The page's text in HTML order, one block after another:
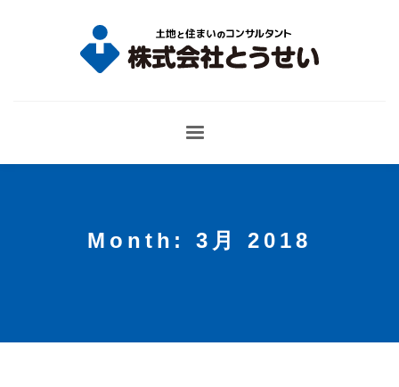
Month: 3月 2018